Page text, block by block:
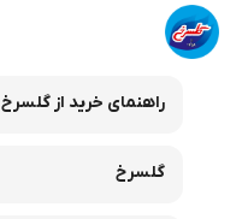
راهنمای خرید از گلسرخ
گلسرخ